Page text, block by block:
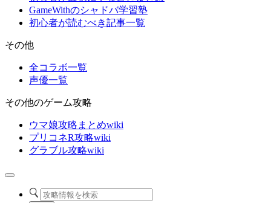
GameWithのシャドバ学習塾
初心者が読むべき記事一覧
その他
全コラボ一覧
声優一覧
その他のゲーム攻略
ウマ娘攻略まとめwiki
プリコネR攻略wiki
グラブル攻略wiki